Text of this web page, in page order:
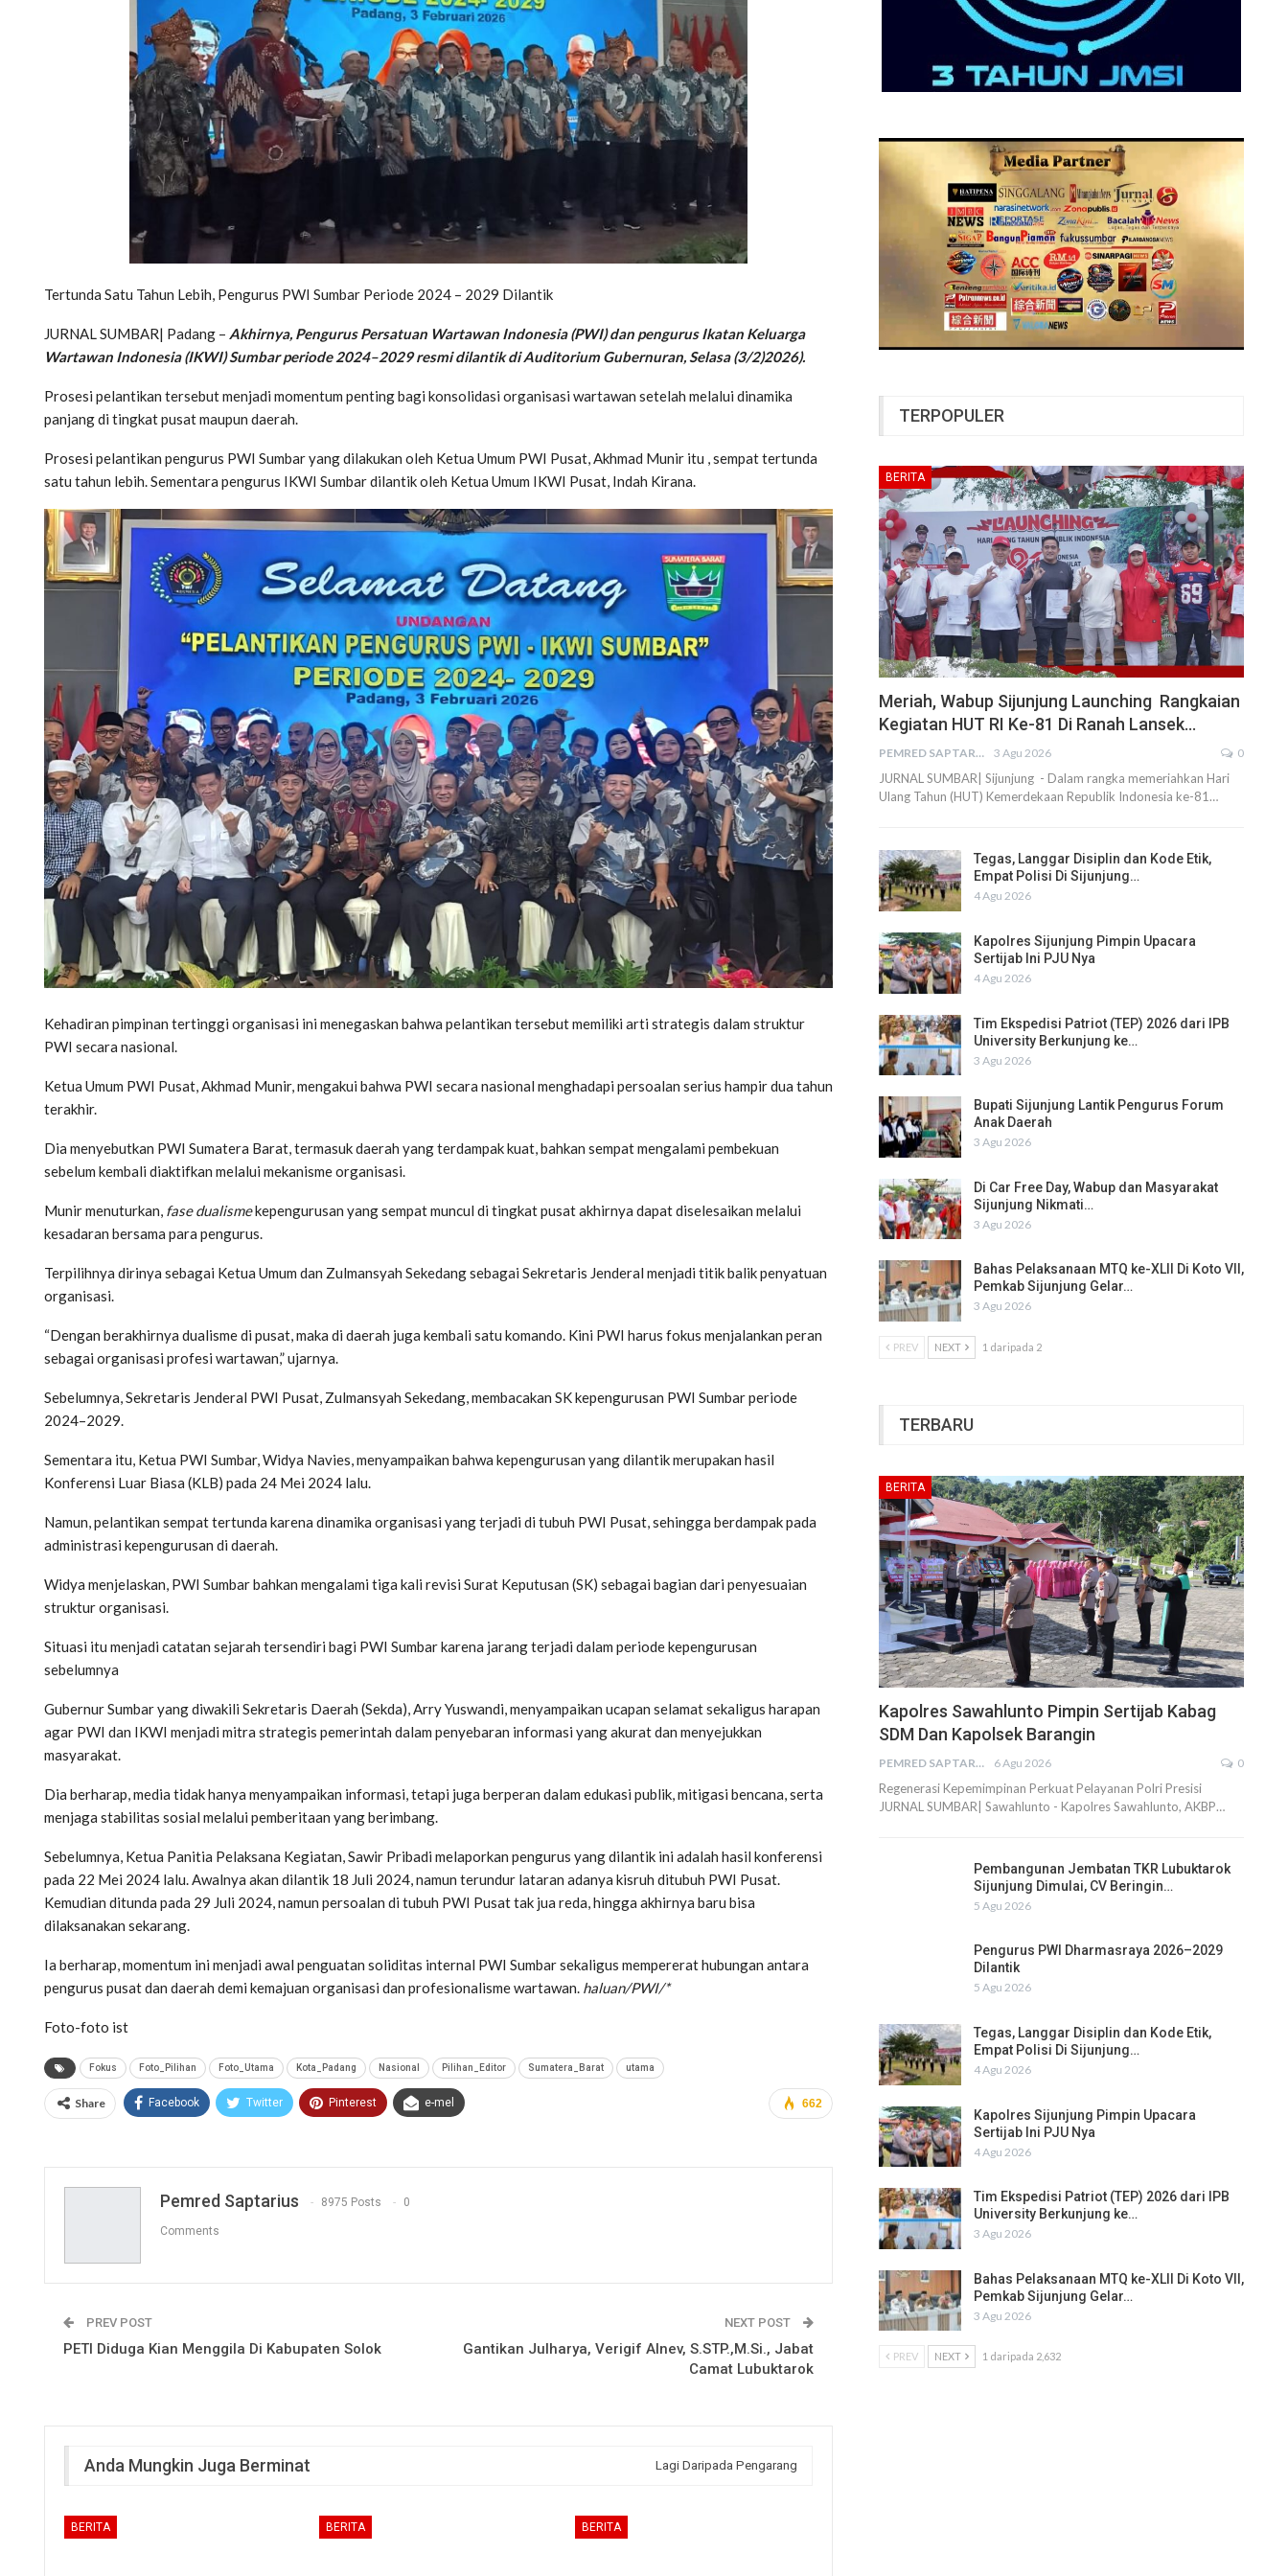
Tertunda Satu Tahun Lebih, Pengurus PWI Sumbar Periode 2024 – 2029 Dilantik
JURNAL SUMBAR| Padang – Akhirnya, Pengurus Persatuan Wartawan Indonesia (PWI) dan pengurus Ikatan Keluarga
Wartawan Indonesia (IKWI) Sumbar periode 2024–2029 resmi dilantik di Auditorium Gubernuran, Selasa (3/2)2026).
Prosesi pelantikan tersebut menjadi momentum penting bagi konsolidasi organisasi wartawan setelah melalui dinamika
panjang di tingkat pusat maupun daerah.
Prosesi pelantikan pengurus PWI Sumbar yang dilakukan oleh Ketua Umum PWI Pusat, Akhmad Munir itu , sempat tertunda
satu tahun lebih. Sementara pengurus IKWI Sumbar dilantik oleh Ketua Umum IKWI Pusat, Indah Kirana.
Kehadiran pimpinan tertinggi organisasi ini menegaskan bahwa pelantikan tersebut memiliki arti strategis dalam struktur
PWI secara nasional.
Ketua Umum PWI Pusat, Akhmad Munir, mengakui bahwa PWI secara nasional menghadapi persoalan serius hampir dua tahun
terakhir.
Dia menyebutkan PWI Sumatera Barat, termasuk daerah yang terdampak kuat, bahkan sempat mengalami pembekuan
sebelum kembali diaktifkan melalui mekanisme organisasi.
Munir menuturkan, fase dualismekepengurusan yang sempat muncul di tingkat pusat akhirnya dapat diselesaikan melalui
kesadaran bersama para pengurus.
Terpilihnya dirinya sebagai Ketua Umum dan Zulmansyah Sekedang sebagai Sekretaris Jenderal menjadi titik balik penyatuan
organisasi.
“Dengan berakhirnya dualisme di pusat, maka di daerah juga kembali satu komando. Kini PWI harus fokus menjalankan peran
sebagai organisasi profesi wartawan,” ujarnya.
Sebelumnya, Sekretaris Jenderal PWI Pusat, Zulmansyah Sekedang, membacakan SK kepengurusan PWI Sumbar periode
2024–2029.
Sementara itu, Ketua PWI Sumbar, Widya Navies, menyampaikan bahwa kepengurusan yang dilantik merupakan hasil
Konferensi Luar Biasa (KLB) pada 24 Mei 2024 lalu.
Namun, pelantikan sempat tertunda karena dinamika organisasi yang terjadi di tubuh PWI Pusat, sehingga berdampak pada
administrasi kepengurusan di daerah.
Widya menjelaskan, PWI Sumbar bahkan mengalami tiga kali revisi Surat Keputusan (SK) sebagai bagian dari penyesuaian
struktur organisasi.
Situasi itu menjadi catatan sejarah tersendiri bagi PWI Sumbar karena jarang terjadi dalam periode kepengurusan
sebelumnya
Gubernur Sumbar yang diwakili Sekretaris Daerah (Sekda), Arry Yuswandi, menyampaikan ucapan selamat sekaligus harapan
agar PWI dan IKWI menjadi mitra strategis pemerintah dalam penyebaran informasi yang akurat dan menyejukkan
masyarakat.
Dia berharap, media tidak hanya menyampaikan informasi, tetapi juga berperan dalam edukasi publik, mitigasi bencana, serta
menjaga stabilitas sosial melalui pemberitaan yang berimbang.
Sebelumnya, Ketua Panitia Pelaksana Kegiatan, Sawir Pribadi melaporkan pengurus yang dilantik ini adalah hasil konferensi
pada 22 Mei 2024 lalu. Awalnya akan dilantik 18 Juli 2024, namun terundur lataran adanya kisruh ditubuh PWI Pusat.
Kemudian ditunda pada 29 Juli 2024, namun persoalan di tubuh PWI Pusat tak jua reda, hingga akhirnya baru bisa
dilaksanakan sekarang.
Ia berharap, momentum ini menjadi awal penguatan soliditas internal PWI Sumbar sekaligus mempererat hubungan antara
pengurus pusat dan daerah demi kemajuan organisasi dan profesionalisme wartawan. haluan/PWI/*
Foto-foto ist
Fokus Foto_Pilihan Foto_Utama Kota_Padang Nasional Pilihan_Editor Sumatera_Barat utama
662
Share Facebook Twitter Pinterest e-mel
Pemred Saptarius 8975 Posts 0
Comments
PREV POST
PETI Diduga Kian Menggila Di Kabupaten Solok
NEXT POST
Gantikan Julharya, Verigif Alnev, S.STP.,M.Si., Jabat
Camat Lubuktarok
Anda Mungkin Juga Berminat Lagi Daripada Pengarang
BERITA BERITA BERITA
TERPOPULER
BERITA
Meriah, Wabup Sijunjung Launching Rangkaian
Kegiatan HUT RI Ke-81 Di Ranah Lansek…
PEMRED SAPTARIUS 3 Agu 2026 0
JURNAL SUMBAR| Sijunjung - Dalam rangka memeriahkan Hari
Ulang Tahun (HUT) Kemerdekaan Republik Indonesia ke-81…
Tegas, Langgar Disiplin dan Kode Etik,
Empat Polisi Di Sijunjung…
4 Agu 2026
Kapolres Sijunjung Pimpin Upacara
Sertijab Ini PJU Nya
4 Agu 2026
Tim Ekspedisi Patriot (TEP) 2026 dari IPB
University Berkunjung ke…
3 Agu 2026
Bupati Sijunjung Lantik Pengurus Forum
Anak Daerah
3 Agu 2026
Di Car Free Day, Wabup dan Masyarakat
Sijunjung Nikmati…
3 Agu 2026
Bahas Pelaksanaan MTQ ke-XLII Di Koto VII,
Pemkab Sijunjung Gelar…
3 Agu 2026
PREV NEXT 1 daripada 2
TERBARU
BERITA
Kapolres Sawahlunto Pimpin Sertijab Kabag
SDM Dan Kapolsek Barangin
PEMRED SAPTARIUS 6 Agu 2026 0
Regenerasi Kepemimpinan Perkuat Pelayanan Polri Presisi
JURNAL SUMBAR| Sawahlunto - Kapolres Sawahlunto, AKBP…
Pembangunan Jembatan TKR Lubuktarok
Sijunjung Dimulai, CV Beringin…
5 Agu 2026
Pengurus PWI Dharmasraya 2026–2029
Dilantik
5 Agu 2026
Tegas, Langgar Disiplin dan Kode Etik,
Empat Polisi Di Sijunjung…
4 Agu 2026
Kapolres Sijunjung Pimpin Upacara
Sertijab Ini PJU Nya
4 Agu 2026
Tim Ekspedisi Patriot (TEP) 2026 dari IPB
University Berkunjung ke…
3 Agu 2026
Bahas Pelaksanaan MTQ ke-XLII Di Koto VII,
Pemkab Sijunjung Gelar…
3 Agu 2026
PREV NEXT 1 daripada 2,632